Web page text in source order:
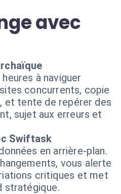
avec
à naviguer
concurrents, copie
et tente de repérer des
sujet aux erreurs et
Swiftask
en arrière-plan.
vous alerte
critiques et met
stratégique.